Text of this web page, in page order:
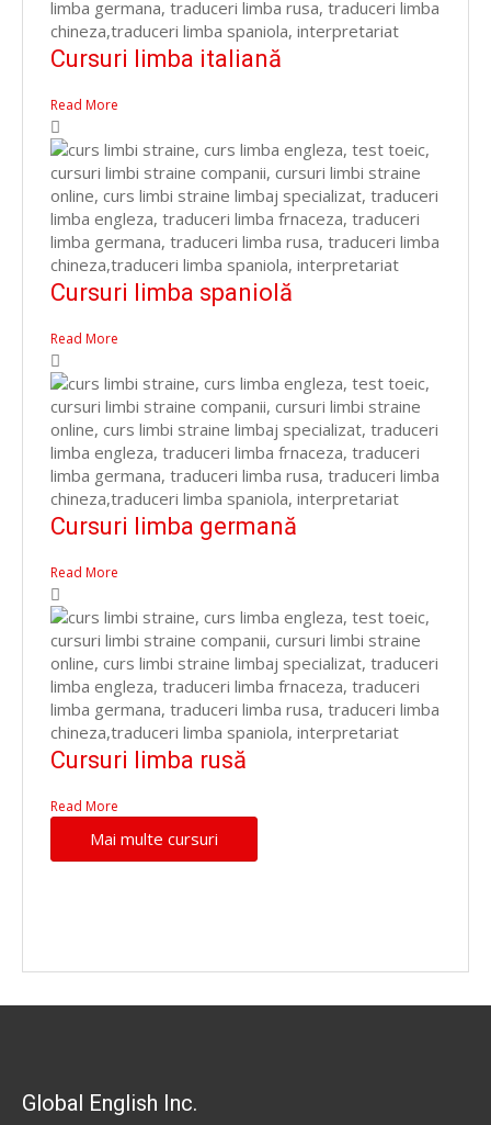
Cursuri limba italiană
Read More
Cursuri limba spaniolă
Read More
Cursuri limba germană
Read More
Cursuri limba rusă
Read More
Mai multe cursuri
Global English Inc.